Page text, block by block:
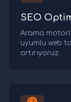
SEO
Arama
uyumlu web
artırıyoruz.